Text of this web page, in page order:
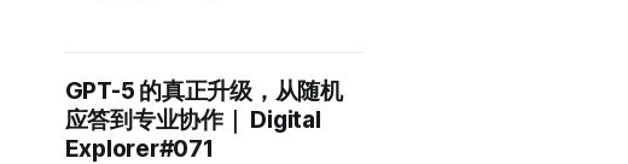
GPT-5 的真正升级，从随机
应答到专业协作｜ Digital
Explorer#071